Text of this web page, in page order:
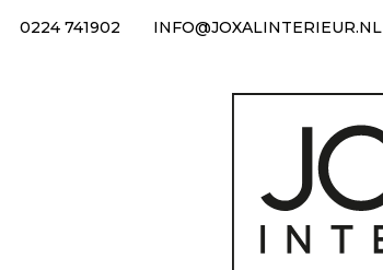
0224 741902 INFO@JOXALINTERIEUR.NL